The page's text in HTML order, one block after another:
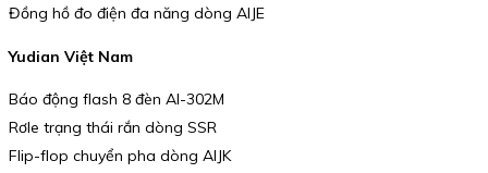
Đồng hồ đo điện đa năng dòng AIJE
Yudian Việt Nam
Báo động flash 8 đèn AI-302M
Rơle trạng thái rắn dòng SSR
Flip-flop chuyển pha dòng AIJK